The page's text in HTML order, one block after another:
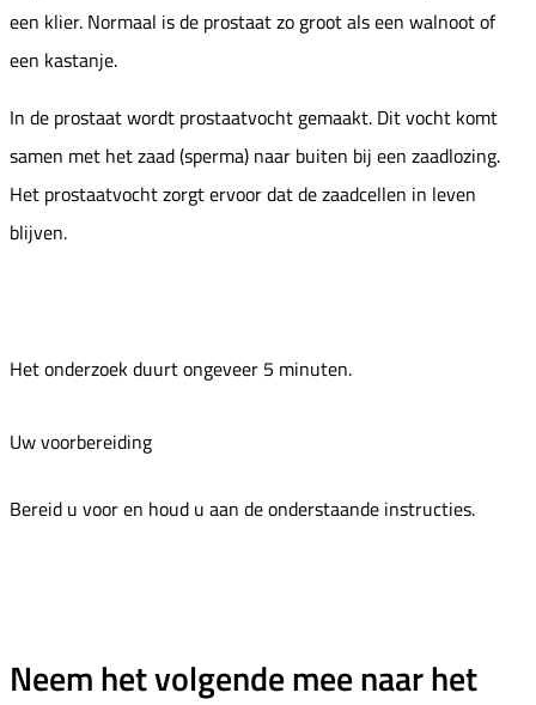
een klier. Normaal is de prostaat zo groot als een walnoot of
een kastanje.
In de prostaat wordt prostaatvocht gemaakt. Dit vocht komt
samen met het zaad (sperma) naar buiten bij een zaadlozing.
Het prostaatvocht zorgt ervoor dat de zaadcellen in leven
blijven.
Het onderzoek duurt ongeveer 5 minuten.
Uw voorbereiding
Bereid u voor en houd u aan de onderstaande instructies.
Neem het volgende mee naar het